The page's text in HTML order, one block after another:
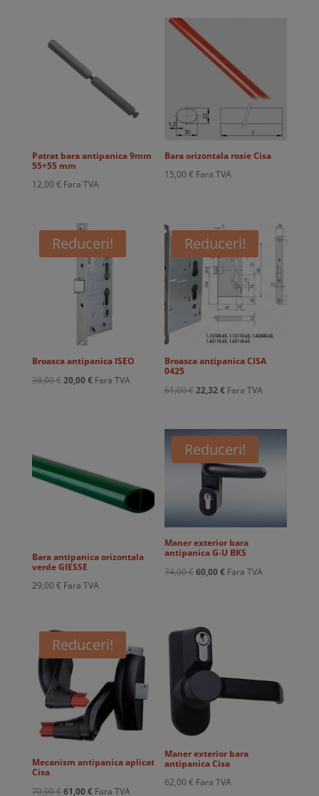
Patrat bara antipanica 9mm
55+55 mm
12,00 € Fara TVA
Bara orizontala rosie Cisa
15,00€ Fara TVA
Reduceri!
Broasca antipanica ISEO
38,00€ Prețul
20,00€Prețul
Fara TVA
Reduceri!
Broasca antipanica CISA
0425
61,00€ Prețul
fost:
61,00 €.
22,32€Prețul
22,32 €.
Fara TVA
Bara antipanica orizontala
verde GIESSE
29,00 € Fara TVA
Reduceri!
Maner exterior bara
antipanica G-U BKS
74,00€Prețul
fost:
74,00 €.
60,00€Prețul
Fara TVA
Reduceri!
Mecanism antipanica aplicat
Cisa
70,00€Prețul
61,00€Prețul
Fara TVA
Maner exterior bara
antipanica Cisa
62,00€ Fara TVA